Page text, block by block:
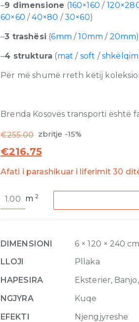
–9 dimensione (160×160 /
60×60 /40×80 /30×60)
–3 trashësi (6mm /10mm / 20mm)
–4 struktura (mat / soft /shkëlqim
Për më shumë rreth këtij
Brenda Kosovës transporti është
€255.00 zbritje -15%
€216.75
Afati i parashikuar i liferimit 30
2.0
Matte
6mm
x
240
m2
DIMENSIONI
6 × 120 × 240 cm
LLOJI
Pllaka
HAPESIRA
Eksterier,
NGJYRA
Kuqe
EFEKTI
Njengjyreshe